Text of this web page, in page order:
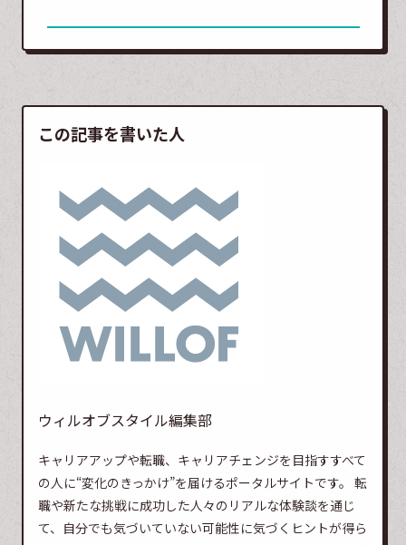
この記事を書いた人
ウィルオブスタイル編集部
キャリアアップや転職、キャリアチェンジを目指すすべて
の人に“変化のきっかけ”を届けるポータルサイトです。 転
職や新たな挑戦に成功した人々のリアルな体験談を通じ
て、自分でも気づいていない可能性に気づくヒントが得ら